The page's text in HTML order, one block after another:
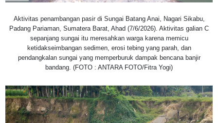
Aktivitas penambangan pasir di Sungai Batang Anai, Nagari Sikabu,
Padang Pariaman, Sumatera Barat, Ahad (7/6/2026). Aktivitas galian C
sepanjang sungai itu meresahkan warga karena memicu
ketidakseimbangan sedimen, erosi tebing yang parah, dan
pendangkalan sungai yang memperburuk dampak bencana banjir
bandang. (FOTO : ANTARA FOTO/Fitra Yogi)